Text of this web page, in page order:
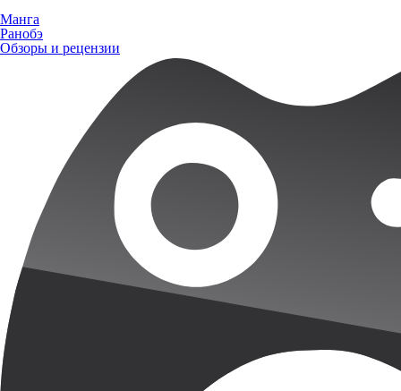
Манга
Ранобэ
Обзоры и рецензии